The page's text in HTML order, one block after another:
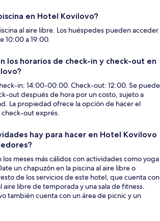
en Hotel Kovilovo?
al aire libre. Los huéspedes pueden acceder
10:00 a 19:00.
los horarios de check-in y check-out en
in: 14:00-00:00. Check-out: 12:00. Se puede
out después de hora por un costo, sujeto a
La propiedad ofrece la opción de hacer el
out exprés.
hay para hacer en Hotel Kovilovo
meses más cálidos con actividades como yoga
un chapuzón en la piscina al aire libre o
de los servicios de este hotel, que cuenta con
aire libre de temporada y una sala de fitness.
también cuenta con un área de picnic y un